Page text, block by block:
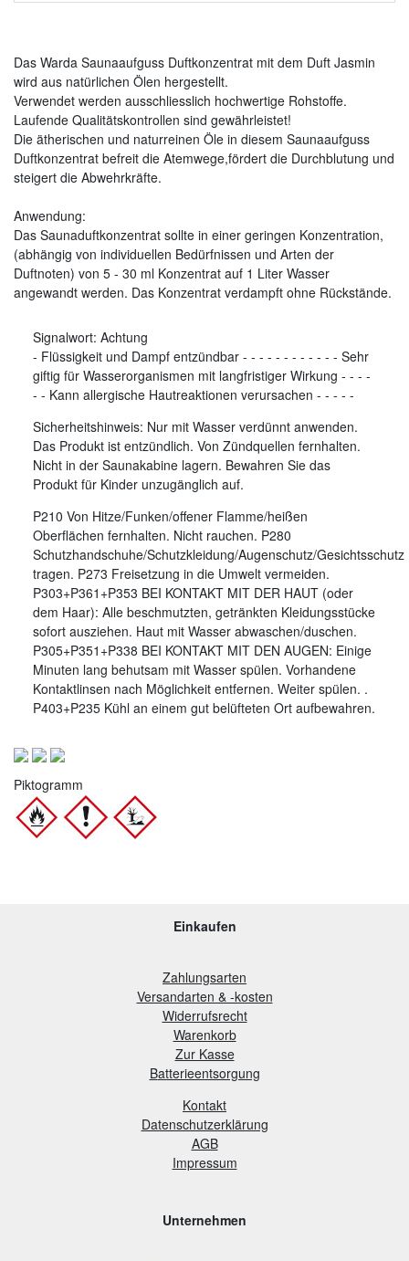
Das Warda Saunaaufguss Duftkonzentrat mit dem Duft Jasmin
wird aus natürlichen Ölen hergestellt.
Verwendet werden ausschliesslich hochwertige Rohstoffe.
Laufende Qualitätskontrollen sind gewährleistet!
Die ätherischen und naturreinen Öle in diesem Saunaaufguss
Duftkonzentrat befreit die Atemwege,fördert die Durchblutung und
steigert die Abwehrkräfte.
Anwendung:
Das Saunaduftkonzentrat sollte in einer geringen Konzentration,
(abhängig von individuellen Bedürfnissen und Arten der
Duftnoten) von 5 - 30 ml Konzentrat auf 1 Liter Wasser
angewandt werden. Das Konzentrat verdampft ohne Rückstände.
Signalwort: Achtung
- Flüssigkeit und Dampf entzündbar - - - - - - - - - - - - Sehr
giftig für Wasserorganismen mit langfristiger Wirkung - - - -
- - Kann allergische Hautreaktionen verursachen - - - - -
Sicherheitshinweis: Nur mit Wasser verdünnt anwenden.
Das Produkt ist entzündlich. Von Zündquellen fernhalten.
Nicht in der Saunakabine lagern. Bewahren Sie das
Produkt für Kinder unzugänglich auf.
P210 Von Hitze/Funken/offener Flamme/heißen
Oberflächen fernhalten. Nicht rauchen. P280
Schutzhandschuhe/Schutzkleidung/Augenschutz/Gesichtsschutz
tragen. P273 Freisetzung in die Umwelt vermeiden.
P303+P361+P353 BEI KONTAKT MIT DER HAUT (oder
dem Haar): Alle beschmutzten, getränkten Kleidungsstücke
sofort ausziehen. Haut mit Wasser abwaschen/duschen.
P305+P351+P338 BEI KONTAKT MIT DEN AUGEN: Einige
Minuten lang behutsam mit Wasser spülen. Vorhandene
Kontaktlinsen nach Möglichkeit entfernen. Weiter spülen. .
P403+P235 Kühl an einem gut belüfteten Ort aufbewahren.
Piktogramm
Einkaufen
Zahlungsarten
Versandarten & -kosten
Widerrufsrecht
Warenkorb
Zur Kasse
Batterieentsorgung
Kontakt
Datenschutzerklärung
AGB
Impressum
Unternehmen